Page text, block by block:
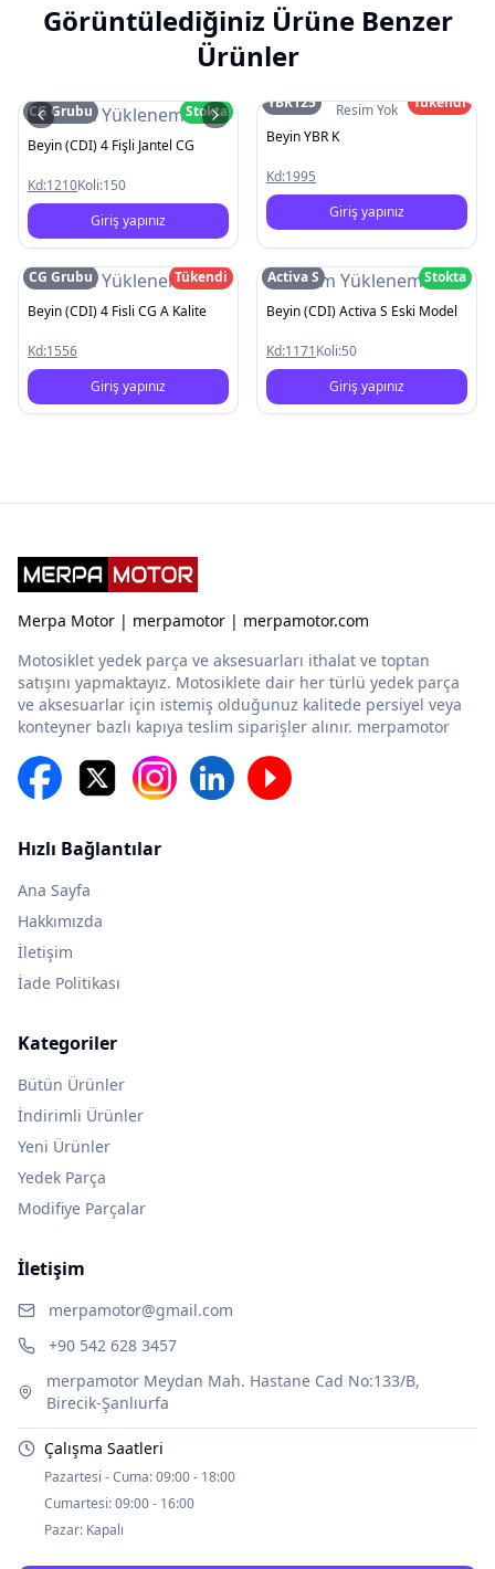
Görüntülediğiniz Ürüne Benzer
Ürünler
Resim Yüklenemedi
CG Grubu
Stokta
Beyin (CDI) 4 Fişli Jantel CG
Kd:1210Koli:150
Giriş yapınız
Resim Yok
YBR125
Tükendi
Beyin YBR K
Kd:1995
Giriş yapınız
Resim Yüklenemedi
CG Grubu
Tükendi
Beyin (CDI) 4 Fisli CG A Kalite
Kd:1556
Giriş yapınız
Resim Yüklenemedi
Activa S
Stokta
Beyin (CDI) Activa S Eski Model
Kd:1171Koli:50
Giriş yapınız
Merpa Motor | merpamotor | merpamotor.com
Motosiklet yedek parça ve aksesuarları ithalat ve toptan
satışını yapmaktayız. Motosiklete dair her türlü yedek parça
ve aksesuarlar için istemiş olduğunuz kalitede persiyel veya
konteyner bazlı kapıya teslim siparişler alınır. merpamotor
Hızlı Bağlantılar
Ana Sayfa
Hakkımızda
İletişim
İade Politikası
Kategoriler
Bütün Ürünler
İndirimli Ürünler
Yeni Ürünler
Yedek Parça
Modifiye Parçalar
İletişim
merpamotor@gmail.com
+90 542 628 3457
merpamotor Meydan Mah. Hastane Cad No:133/B,
Birecik-Şanlıurfa
Çalışma Saatleri
Pazartesi - Cuma:09:00 - 18:00
Cumartesi:09:00 - 16:00
Pazar: Kapalı